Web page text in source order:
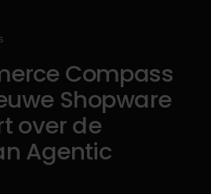
Compass
Shopware
over de
Agentic